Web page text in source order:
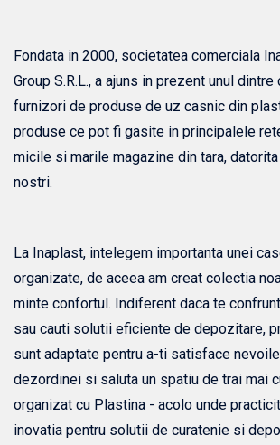
Fondata in 2000, societatea comerciala
Group S.R.L., a ajuns in prezent unul
furnizori de produse de uz casnic din
produse ce pot fi gasite in principalele
micile si marile magazine din tara,
nostri.
La Inaplast, intelegem importanta unei
organizate, de aceea am creat colectia
minte confortul. Indiferent daca te
sau cauti solutii eficiente de depozitare,
sunt adaptate pentru a-ti satisface
dezordinei si saluta un spatiu de trai mai
organizat cu Plastina - acolo unde
inovatia pentru solutii de curatenie si